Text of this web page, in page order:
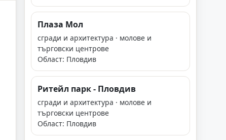
Плаза Мол
сгради и архитектура · молове и
търговски центрове
Област: Пловдив
Ритейл парк - Пловдив
сгради и архитектура · молове и
търговски центрове
Област: Пловдив